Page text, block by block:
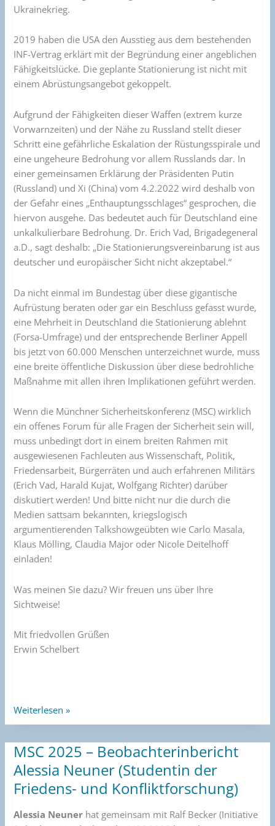
Ukrainekrieg.
2019 haben die USA den Ausstieg aus dem bestehenden
INF-Vertrag erklärt mit der Begründung einer angeblichen
Fähigkeitslücke. Die geplante Stationierung ist nicht mit
einem Abrüstungsangebot gekoppelt.
Aufgrund der Fähigkeiten dieser Waffen (extrem kurze
Vorwarnzeiten) und der Nähe zu Russland stellt dieser
Schritt eine gefährliche Eskalation der Rüstungsspirale und
eine ungeheure Bedrohung vor allem Russlands dar. In
einer gemeinsamen Erklärung der Präsidenten Putin
(Russland) und Xi (China) vom 4.2.2022 wird deshalb von
der Gefahr eines „Enthauptungsschlages“ gesprochen, die
hiervon ausgehe. Das bedeutet auch für Deutschland eine
unkalkulierbare Bedrohung. Dr. Erich Vad, Brigadegeneral
a.D., sagt deshalb: „Die Stationierungsvereinbarung ist aus
deutscher und europäischer Sicht nicht akzeptabel.“
Da nicht einmal im Bundestag über diese gigantische
Aufrüstung beraten oder gar ein Beschluss gefasst wurde,
eine Mehrheit in Deutschland die Stationierung ablehnt
(Forsa-Umfrage) und der entsprechende Berliner Appell
bis jetzt von 60.000 Menschen unterzeichnet wurde, muss
eine breite öffentliche Diskussion über diese bedrohliche
Maßnahme mit allen ihren Implikationen geführt werden.
Wenn die Münchner Sicherheitskonferenz (MSC) wirklich
ein offenes Forum für alle Fragen der Sicherheit sein will,
muss unbedingt dort in einem breiten Rahmen mit
ausgewiesenen Fachleuten aus Wissenschaft, Politik,
Friedensarbeit, Bürgerräten und auch erfahrenen Militärs
(Erich Vad, Harald Kujat, Wolfgang Richter) darüber
diskutiert werden! Und bitte nicht nur die durch die
Medien sattsam bekannten, kriegslogisch
argumentierenden Talkshowgeübten wie Carlo Masala,
Klaus Mölling, Claudia Major oder Nicole Deitelhoff
einladen!
Was meinen Sie dazu? Wir freuen uns über Ihre
Sichtweise!
Mit friedvollen Grüßen
Erwin Schelbert
Weiterlesen »
MSC 2025 – Beobachterinbericht
Alessia Neuner (Studentin der
Friedens- und Konfliktforschung)
Alessia Neuner hat gemeinsam mit Ralf Becker (Initiative
MSC
2025
–
Beobachterinbericht
Alessia
Neuner